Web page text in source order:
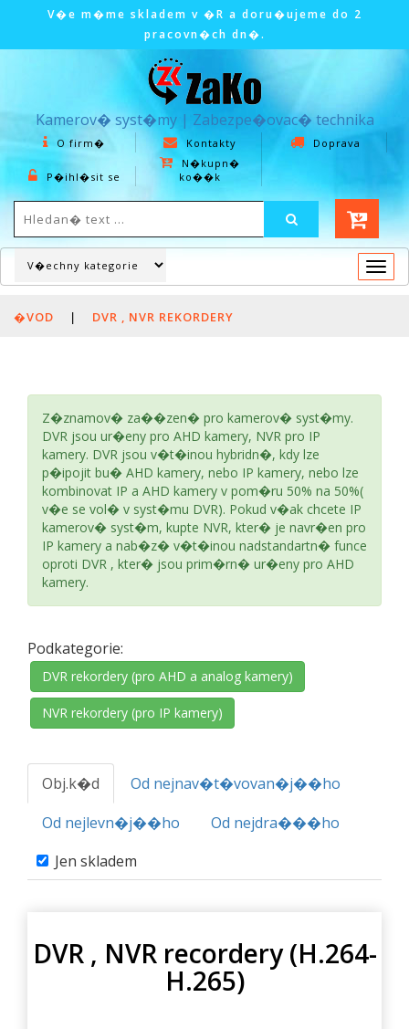
V�e m�me skladem v �R a doru�ujeme do 2
pracovn�ch dn�.
Kamerov� syst�my | Zabezpe�ovac� technika
O firm� Kontakty Doprava
P�ihl�sit se
N�kupn�
ko��k
�VOD | DVR , NVR REKORDERY
Z�znamov� za��zen� pro kamerov� syst�my.
DVR jsou ur�eny pro AHD kamery, NVR pro IP
kamery. DVR jsou v�t�inou hybridn�, kdy lze
p�ipojit bu� AHD kamery, nebo IP kamery, nebo lze
kombinovat IP a AHD kamery v pom�ru 50% na 50%(
v�e se vol� v syst�mu DVR). Pokud v�ak chcete IP
kamerov� syst�m, kupte NVR, kter� je navr�en pro
IP kamery a nab�z� v�t�inou nadstandartn� funce
oproti DVR , kter� jsou prim�rn� ur�eny pro AHD
kamery.
Podkategorie:
DVR rekordery (pro AHD a analog kamery)
NVR rekordery (pro IP kamery)
Obj.k�d
Od nejnav�t�vovan�j��ho
Od nejlevn�j��ho
Od nejdra���ho
Jen skladem
DVR , NVR recordery (H.264-
H.265)